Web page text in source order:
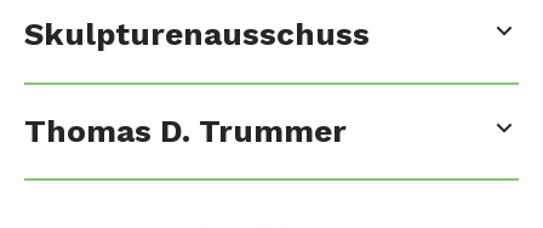
Skulpturenausschuss
Thomas D. Trummer